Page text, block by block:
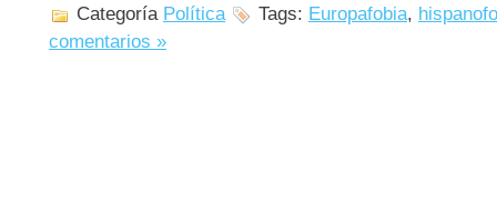
Categoría Política Tags: Europafobia,
comentarios »